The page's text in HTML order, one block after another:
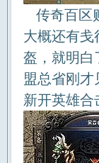
传奇百区
大概还有戋
盔，就明白
盟总省刚
新开英雄合